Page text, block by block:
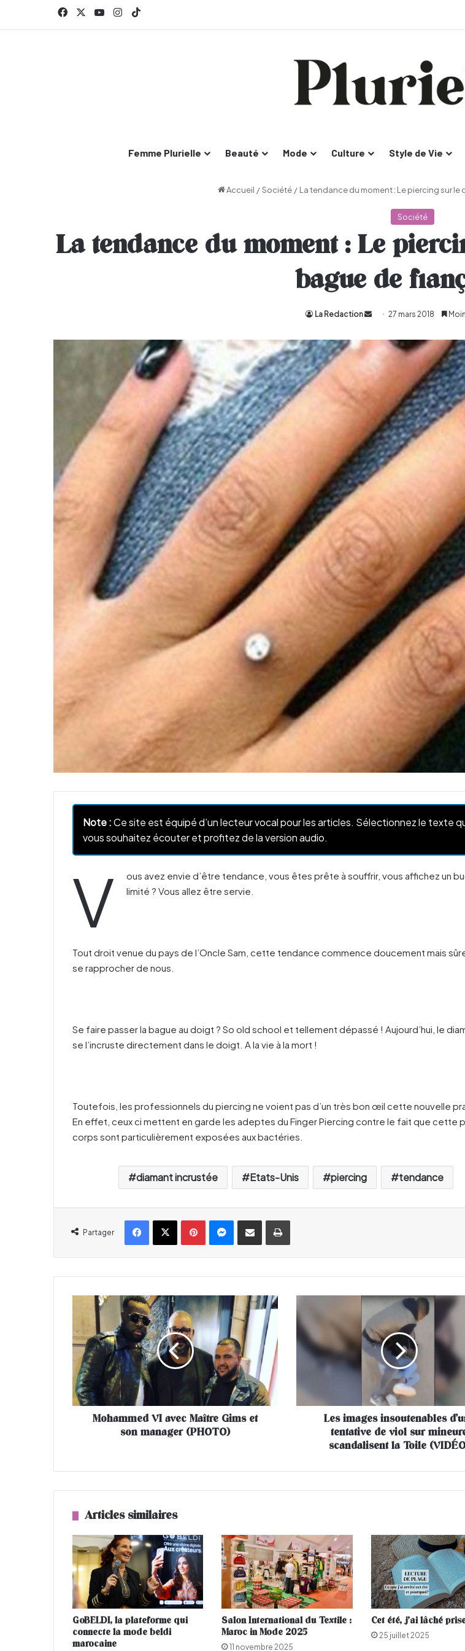
FacebookYouTubeInstagram
Femme Plurielle Beauté Mode Culture Style de Vie
Accueil / Société / La tendance du moment : Le piercing sur
Société
La tendance du moment : Le
bague de
La Redaction
Envoyer
courriel
27 mars 2018
Note :Ce site est équipé d’un lecteur vocal pour les articles. Sélectionnez le texte
vous souhaitez écouter et profitez de la version audio.
V
ous avez envie d’être tendance, vous êtes prête à souffrir, vous affichez un
limité ? Vous allez être servie.
Tout droit venue du pays de l’Oncle Sam, cette tendance commence doucement mais
se rapprocher de nous.
Se faire passer la bague au doigt ? So old school et tellement dépassé ! Aujourd’hui, le
se l’incruste directement dans le doigt. A la vie à la mort !
Toutefois, les professionnels du piercing ne voient pas d’un très bon œil cette nouvelle
En effet, ceux ci mettent en garde les adeptes du Finger Piercing contre le fait que cette
corps sont particulièrement exposées aux bactéries.
diamant incrustée Etats-Unis piercing tendance
Partager
Facebook X
a
m
e
d
V
c
t
r
e
i
m
s
e
t
s
Mohammed VI avec Maître Gims et
son manager (PHOTO)
e
s
i
s
u
b
l
e
s
d
’
u
n
e
Les images insoutenables
tentative de viol sur
scandalisent la Toile
Articles similaires
GoBELDI, la plateforme qui
connecte la mode beldi
marocaine
Salon International du Textile :
Maroc in Mode 2025
11 novembre 2025
Cet été, j’ai lâché
25 juillet 2025